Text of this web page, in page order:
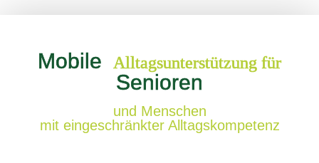
Mobile Alltagsunterstützung für
Senioren
und Menschen
mit eingeschränkter Alltagskompetenz